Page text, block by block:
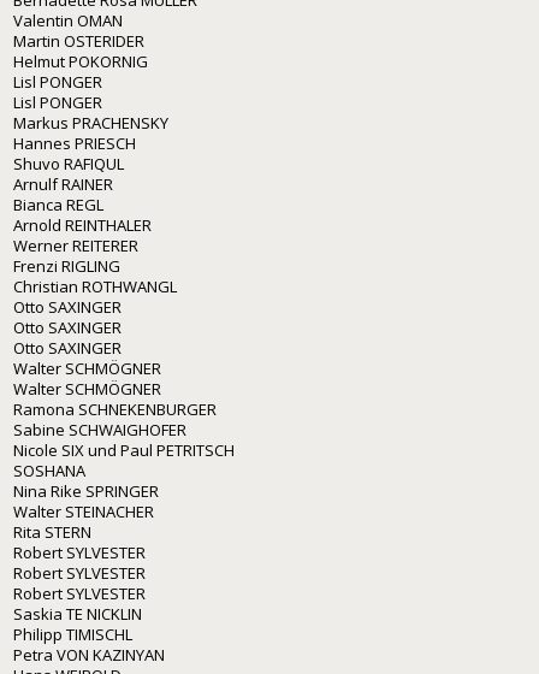
Valentin OMAN
Martin OSTERIDER
Helmut POKORNIG
Lisl PONGER
Lisl PONGER
Markus PRACHENSKY
Hannes PRIESCH
Shuvo RAFIQUL
Arnulf RAINER
Bianca REGL
Arnold REINTHALER
Werner REITERER
Frenzi RIGLING
Christian ROTHWANGL
Otto SAXINGER
Otto SAXINGER
Otto SAXINGER
Walter SCHMÖGNER
Walter SCHMÖGNER
Ramona SCHNEKENBURGER
Sabine SCHWAIGHOFER
Nicole SIX und Paul PETRITSCH
SOSHANA
Nina Rike SPRINGER
Walter STEINACHER
Rita STERN
Robert SYLVESTER
Robert SYLVESTER
Robert SYLVESTER
Saskia TE NICKLIN
Philipp TIMISCHL
Petra VON KAZINYAN